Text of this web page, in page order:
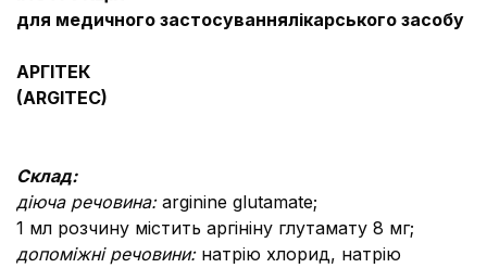
для медичного застосуваннялікарського засобу
АРГІТЕК
(ARGITEC)
Склад:
діюча речовина: arginine glutamate;
1 мл розчину містить аргініну глутамату 8 мг;
допоміжні речовини: натрію хлорид, натрію